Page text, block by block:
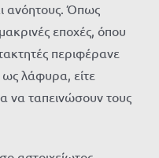
ανόητους. Όπως
εποχές, όπου
περιφέρανε
λάφυρα, είτε
να ταπεινώσουν τους